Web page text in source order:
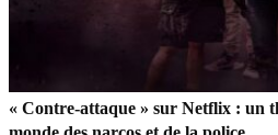
« Contre-attaque » sur Netflix : un